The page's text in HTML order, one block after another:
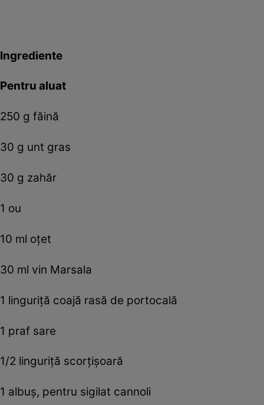
Ingrediente
Pentru aluat
250 g făină
30 g unt gras
30 g zahăr
1 ou
10 ml oțet
30 ml vin Marsala
1 linguriță coajă rasă de portocală
1 praf sare
1/2 linguriță scorțișoară
1 albuș, pentru sigilat cannoli